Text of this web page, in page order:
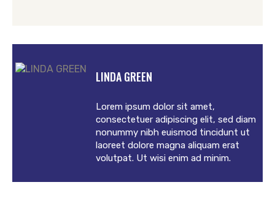
LINDA GREEN
Lorem ipsum dolor sit amet,
consectetuer adipiscing elit, sed diam
nonummy nibh euismod tincidunt ut
laoreet dolore magna aliquam erat
volutpat. Ut wisi enim ad minim.